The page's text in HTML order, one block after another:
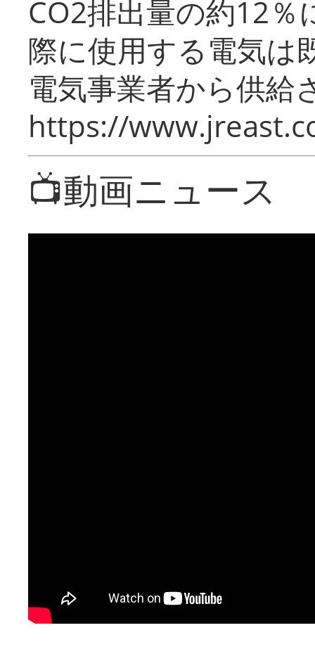
CO2排出量の約12％
際に使用する電気は
電気事業者から供給
https://
📺動画ニュース